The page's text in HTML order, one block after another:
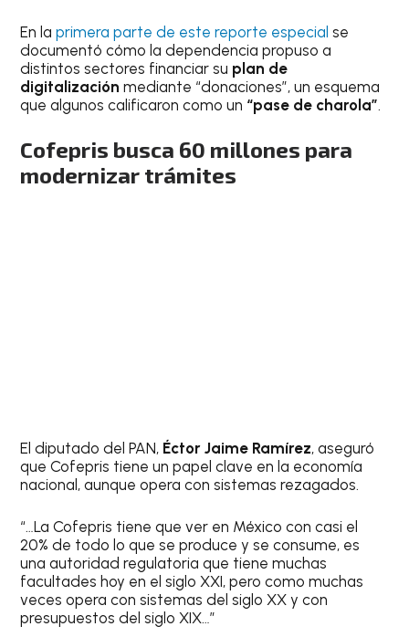
En laprimera parte de este reporte especial se
documentó cómo la dependencia propuso a
distintos sectores financiar su plan de
digitalización mediante “donaciones”, un esquema
que algunos calificaron como un “pase de charola”.
Cofepris busca 60 millones para
modernizar trámites
El diputado del PAN, Éctor Jaime Ramírez, aseguró
que Cofepris tiene un papel clave en la economía
nacional, aunque opera con sistemas rezagados.
“…La Cofepris tiene que ver en México con casi el
20% de todo lo que se produce y se consume, es
una autoridad regulatoria que tiene muchas
facultades hoy en el siglo XXI, pero como muchas
veces opera con sistemas del siglo XX y con
presupuestos del siglo XIX…”